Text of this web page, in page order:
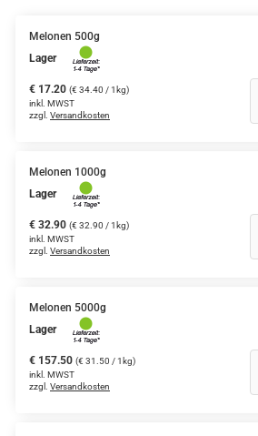
Melonen 500g
Lager
€ 17.20 (€ 34.40 / 1kg)
inkl. MWST
zzgl. Versandkosten
Melonen 1000g
Lager
€ 32.90 (€ 32.90 / 1kg)
inkl. MWST
zzgl. Versandkosten
Melonen 5000g
Lager
€ 157.50 (€ 31.50 / 1kg)
inkl. MWST
zzgl. Versandkosten